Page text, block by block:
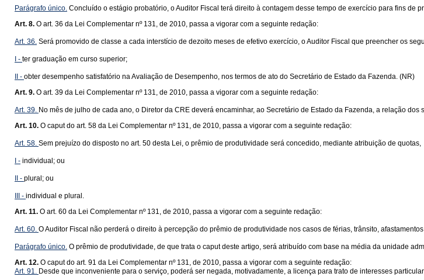
Parágrafo único. Concluído o estágio probatório, o Auditor Fiscal terá direito à contagem desse tempo de exercício para fins de
Art. 8. O art. 36 da Lei Complementar nº 131, de 2010, passa a vigorar com a seguinte redação:
Art. 36. Será promovido de classe a cada interstício de dezoito meses de efetivo exercício, o Auditor Fiscal que preencher os
I - ter graduação em curso superior;
II - obter desempenho satisfatório na Avaliação de Desempenho, nos termos de ato do Secretário de Estado da Fazenda. (NR)
Art. 9. O art. 39 da Lei Complementar nº 131, de 2010, passa a vigorar com a seguinte redação:
Art. 39. No mês de julho de cada ano, o Diretor da CRE deverá encaminhar, ao Secretário de Estado da Fazenda, a relação
Art. 10. O caput do art. 58 da Lei Complementar nº 131, de 2010, passa a vigorar com a seguinte redação:
Art. 58. Sem prejuízo do disposto no art. 50 desta Lei, o prêmio de produtividade será concedido, mediante atribuição de
I - individual; ou
II - plural; ou
III - individual e plural.
Art. 11. O art. 60 da Lei Complementar nº 131, de 2010, passa a vigorar com a seguinte redação:
Art. 60. O Auditor Fiscal não perderá o direito à percepção do prêmio de produtividade nos casos de férias, trânsito,
Parágrafo único. O prêmio de produtividade, de que trata o caput deste artigo, será atribuído com base na média da unidade
Art. 12. O caput do art. 91 da Lei Complementar nº 131, de 2010, passa a vigorar com a seguinte redação:
Art. 91. Desde que inconveniente para o serviço, poderá ser negada, motivadamente, a licença para trato de interesses